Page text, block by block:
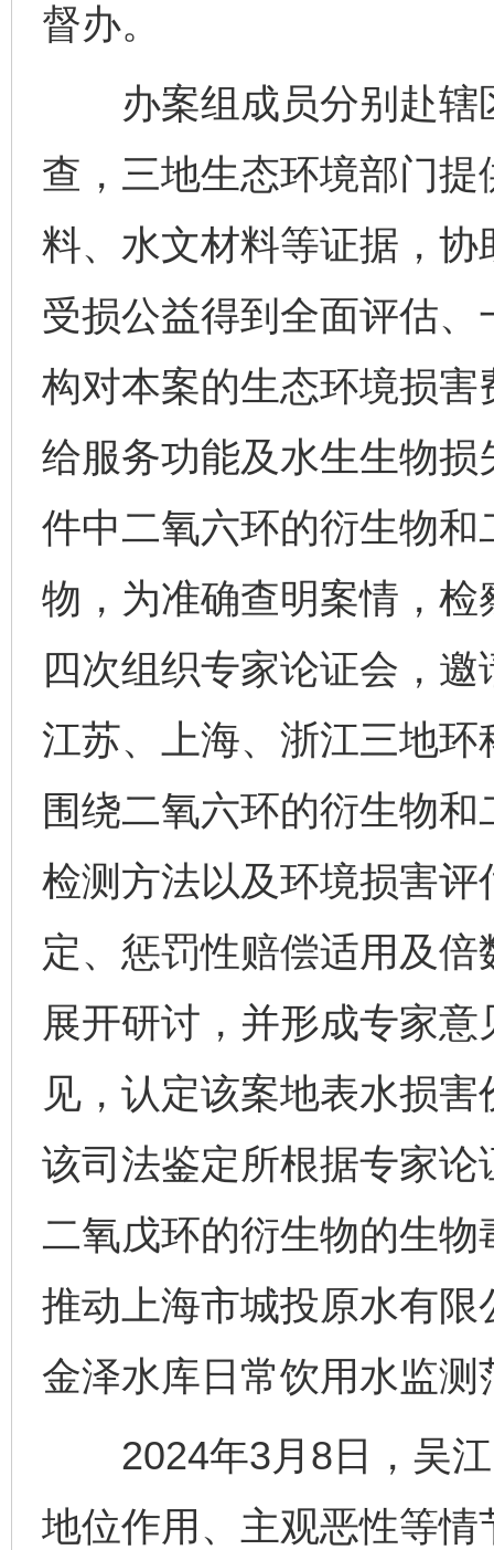
督办。
办案组成员分别赴辖
查，三地生态环境部门
料、水文材料等证据，
受损公益得到全面评估
构对本案的生态环境损
给服务功能及水生生物
件中二氧六环的衍生物
物，为准确查明案情，
四次组织专家论证会，
江苏、上海、浙江三地
围绕二氧六环的衍生物
检测方法以及环境损害
定、惩罚性赔偿适用及
展开研讨，并形成专家
见，认定该案地表水损
该司法鉴定所根据专家
二氧戊环的衍生物的生
推动上海市城投原水有
金泽水库日常饮用水监测
2024年3月8日，吴江
地位作用、主观恶性等